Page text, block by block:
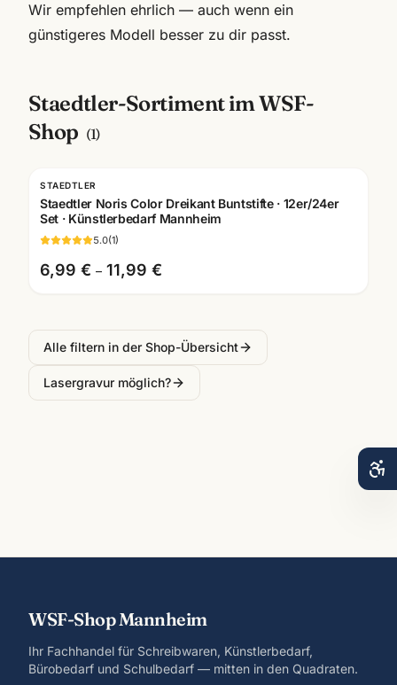
Wir empfehlen ehrlich — auch wenn ein
günstigeres Modell besser zu dir passt.
Staedtler-Sortiment im WSF-
Shop (1)
STAEDTLER
Staedtler Noris Color Dreikant Buntstifte · 12er/24er
Set · Künstlerbedarf Mannheim
5.0(1)
6,99 € – 11,99 €
Alle filtern in der Shop-Übersicht
Lasergravur möglich?
WSF-Shop Mannheim
Ihr Fachhandel für Schreibwaren, Künstlerbedarf,
Bürobedarf und Schulbedarf — mitten in den Quadraten.